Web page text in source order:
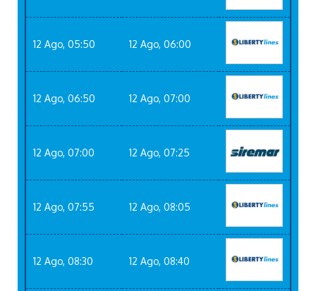
12 Ago, 05:50 12 Ago, 06:00
12 Ago, 06:50 12 Ago, 07:00
12 Ago, 07:00 12 Ago, 07:25
12 Ago, 07:55 12 Ago, 08:05
12 Ago, 08:30 12 Ago, 08:40